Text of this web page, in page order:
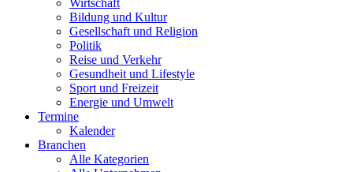
Wirtschaft
Bildung und Kultur
Gesellschaft und Religion
Politik
Reise und Verkehr
Gesundheit und Lifestyle
Sport und Freizeit
Energie und Umwelt
Termine
Kalender
Branchen
Alle Kategorien